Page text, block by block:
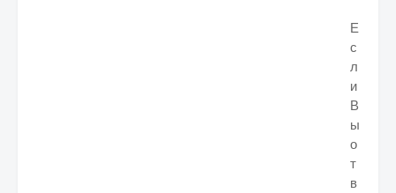
Е
с
л
и
В
ы
о
т
в